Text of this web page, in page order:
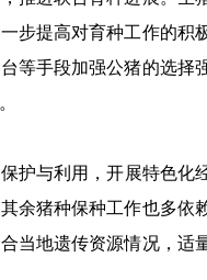
步提高对育种工作的
等手段加强公猪的选择
护与利用，开展特色化
余猪种保种工作也多
当地遗传资源情况，